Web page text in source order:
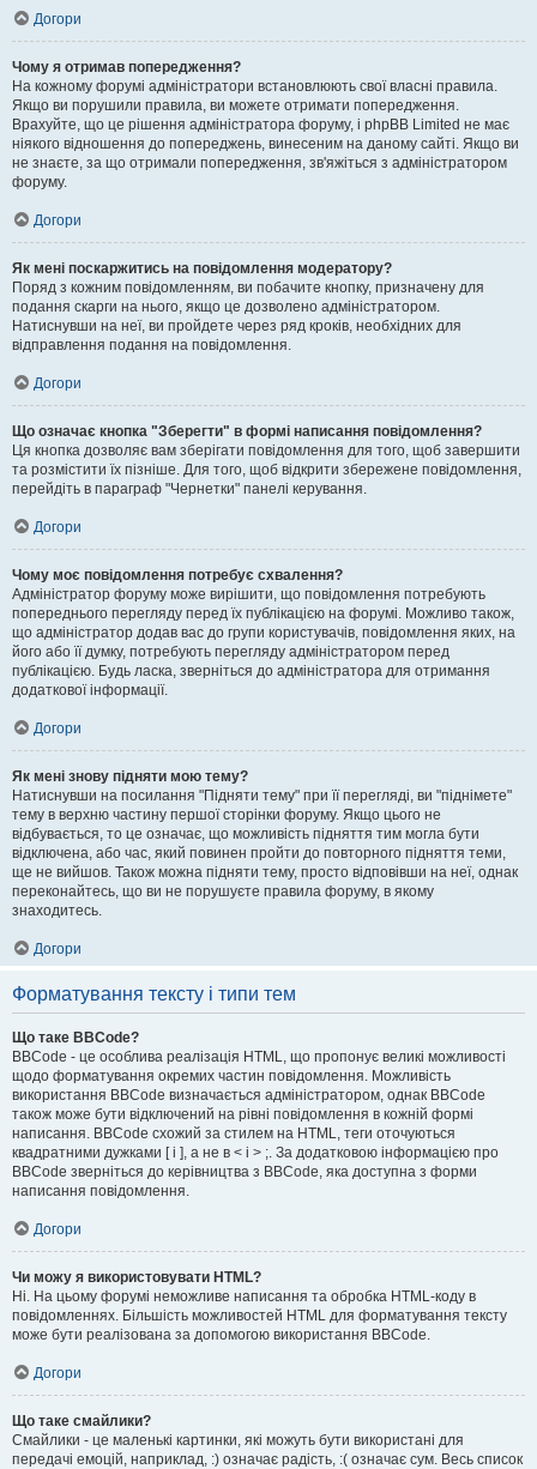
Догори
Чому я отримав попередження?
На кожному форумі адміністратори встановлюють свої власні правила.
Якщо ви порушили правила, ви можете отримати попередження.
Врахуйте, що це рішення адміністратора форуму, і phpBB Limited не має
ніякого відношення до попереджень, винесеним на даному сайті. Якщо ви
не знаєте, за що отримали попередження, зв'яжіться з адміністратором
форуму.
Догори
Як мені поскаржитись на повідомлення модератору?
Поряд з кожним повідомленням, ви побачите кнопку, призначену для
подання скарги на нього, якщо це дозволено адміністратором.
Натиснувши на неї, ви пройдете через ряд кроків, необхідних для
відправлення подання на повідомлення.
Догори
Що означає кнопка "Зберегти" в формі написання повідомлення?
Ця кнопка дозволяє вам зберігати повідомлення для того, щоб завершити
та розмістити їх пізніше. Для того, щоб відкрити збережене повідомлення,
перейдіть в параграф "Чернетки" панелі керування.
Догори
Чому моє повідомлення потребує схвалення?
Адміністратор форуму може вирішити, що повідомлення потребують
попереднього перегляду перед їх публікацією на форумі. Можливо також,
що адміністратор додав вас до групи користувачів, повідомлення яких, на
його або її думку, потребують перегляду адміністратором перед
публікацією. Будь ласка, зверніться до адміністратора для отримання
додаткової інформації.
Догори
Як мені знову підняти мою тему?
Натиснувши на посилання "Підняти тему" при її перегляді, ви "піднімете"
тему в верхню частину першої сторінки форуму. Якщо цього не
відбувається, то це означає, що можливість підняття тим могла бути
відключена, або час, який повинен пройти до повторного підняття теми,
ще не вийшов. Також можна підняти тему, просто відповівши на неї, однак
переконайтесь, що ви не порушуєте правила форуму, в якому
знаходитесь.
Догори
Форматування тексту і типи тем
Що таке BBCode?
BBCode - це особлива реалізація HTML, що пропонує великі можливості
щодо форматування окремих частин повідомлення. Можливість
використання BBCode визначається адміністратором, однак BBCode
також може бути відключений на рівні повідомлення в кожній формі
написання. BBCode схожий за стилем на HTML, теги оточуються
квадратними дужками [ і ], а не в < і > ;. За додатковою інформацією про
BBCode зверніться до керівництва з BBCode, яка доступна з форми
написання повідомлення.
Догори
Чи можу я використовувати HTML?
Ні. На цьому форумі неможливе написання та обробка HTML-коду в
повідомленнях. Більшість можливостей HTML для форматування тексту
може бути реалізована за допомогою використання BBCode.
Догори
Що таке смайлики?
Смайлики - це маленькі картинки, які можуть бути використані для
передачі емоцій, наприклад, :) означає радість, :( означає сум. Весь список